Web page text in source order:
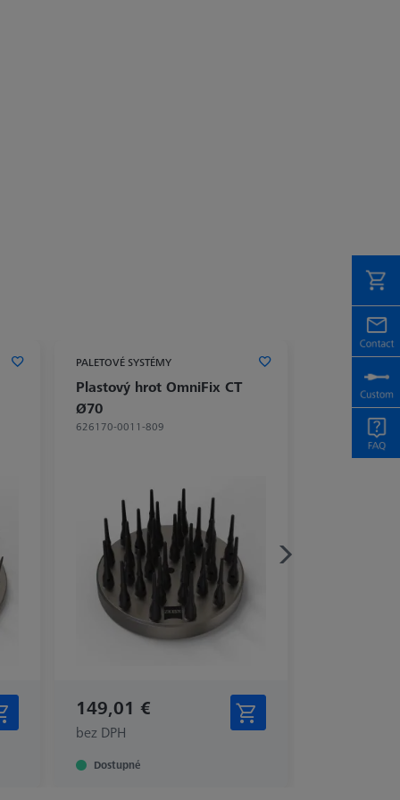
PALETOVÉ SYSTÉMY
Plastový hrot OmniFix CT
Ø70
626170-0011-809
149,01 €
bez DPH
Dostupné